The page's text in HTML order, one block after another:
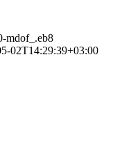
mdof_.eb8
02T14:29:39+03:00